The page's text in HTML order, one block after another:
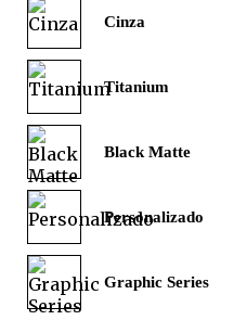
Cinza
Titanium
Black Matte
Personalizado
Graphic Series